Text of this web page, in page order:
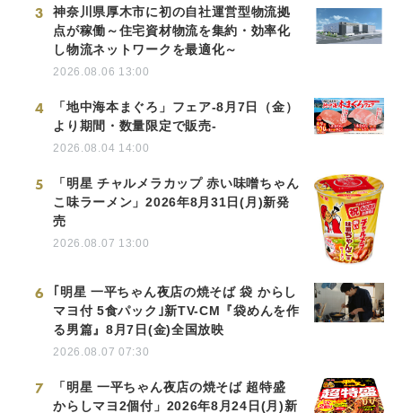
3
神奈川県厚木市に初の自社運営型物流拠
点が稼働～住宅資材物流を集約・効率化
し物流ネットワークを最適化～
2026.08.06 13:00
4
「地中海本まぐろ」フェア-8月7日（金）
より期間・数量限定で販売-
2026.08.04 14:00
5
「明星 チャルメラカップ 赤い味噌ちゃん
こ味ラーメン」2026年8月31日(月)新発
売
2026.08.07 13:00
6
｢明星 一平ちゃん夜店の焼そば 袋 からし
マヨ付 5食パック｣新TV-CM『袋めんを作
る男篇』8月7日(金)全国放映
2026.08.07 07:30
7
「明星 一平ちゃん夜店の焼そば 超特盛
からしマヨ2個付」2026年8月24日(月)新